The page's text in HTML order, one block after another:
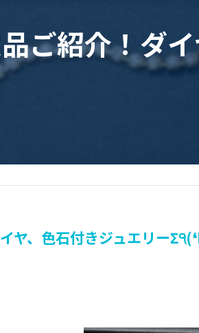
ご紹介！ダ
ヤ、色石付きジュエリー